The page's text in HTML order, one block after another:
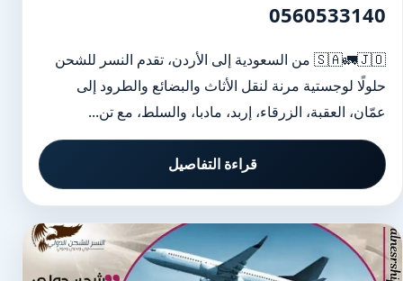
0560533140
🇸🇦🚛🇯🇴 من السعودية إلى الأردن، تقدم النسر للشحن
حلولًا لوجستية مرنة لنقل الأثاث والبضائع والطرود إلى
عمّان، العقبة، الزرقاء، إربد، مادبا، والسلط، مع تن...
قراءة التفاصيل